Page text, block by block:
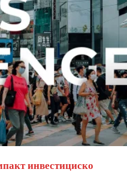
инвестициско